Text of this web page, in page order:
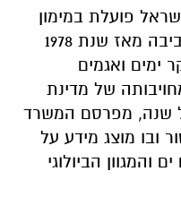
פועלת במימון
ובהנחיית המשרד להגנת הסביבה מאז שנת 1978
ימים ואגמים
של מדינת
שנה, מפרסם המשרד
ובו מוצג מידע על
והמגוון הביולוגי